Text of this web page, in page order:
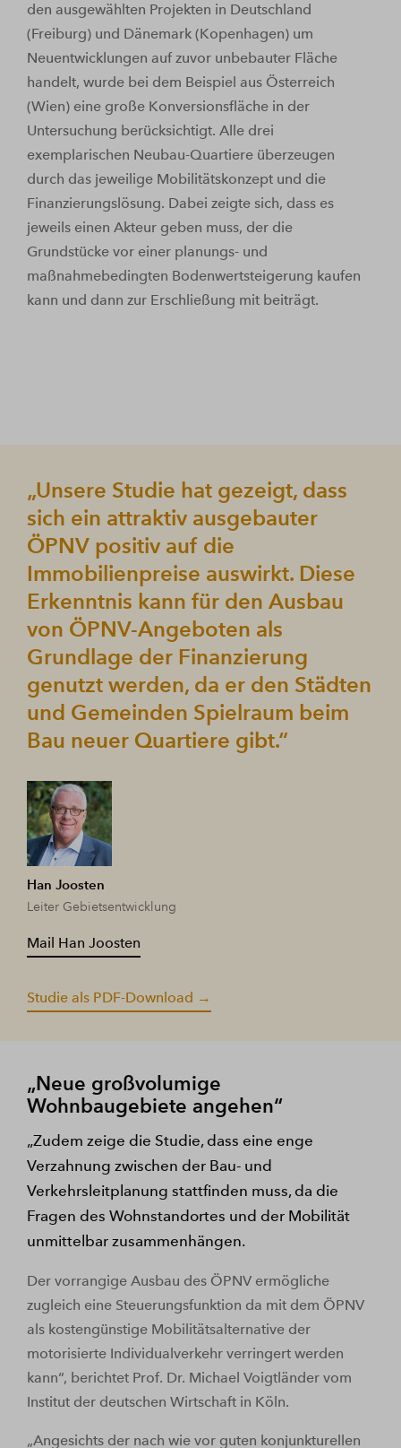
den ausgewählten Projekten in Deutschland
(Freiburg) und Dänemark (Kopenhagen) um
Neuentwicklungen auf zuvor unbebauter Fläche
handelt, wurde bei dem Beispiel aus Österreich
(Wien) eine große Konversionsfläche in der
Untersuchung berücksichtigt. Alle drei
exemplarischen Neubau-Quartiere überzeugen
durch das jeweilige Mobilitätskonzept und die
Finanzierungslösung. Dabei zeigte sich, dass es
jeweils einen Akteur geben muss, der die
Grundstücke vor einer planungs- und
maßnahmebedingten Bodenwertsteigerung kaufen
kann und dann zur Erschließung mit beiträgt.
„Unsere Studie hat gezeigt, dass
sich ein attraktiv ausgebauter
ÖPNV positiv auf die
Immobilienpreise auswirkt. Diese
Erkenntnis kann für den Ausbau
von ÖPNV-Angeboten als
Grundlage der Finanzierung
genutzt werden, da er den Städten
und Gemeinden Spielraum beim
Bau neuer Quartiere gibt.“
Han Joosten
Leiter Gebietsentwicklung
Mail Han Joosten
Studie als PDF-Download →
„Neue großvolumige
Wohnbaugebiete angehen“
„Zudem zeige die Studie, dass eine enge
Verzahnung zwischen der Bau- und
Verkehrsleitplanung stattfinden muss, da die
Fragen des Wohnstandortes und der Mobilität
unmittelbar zusammenhängen.
Der vorrangige Ausbau des ÖPNV ermögliche
zugleich eine Steuerungsfunktion da mit dem ÖPNV
als kostengünstige Mobilitätsalternative der
motorisierte Individualverkehr verringert werden
kann“, berichtet Prof. Dr. Michael Voigtländer vom
Institut der deutschen Wirtschaft in Köln.
„Angesichts der nach wie vor guten konjunkturellen